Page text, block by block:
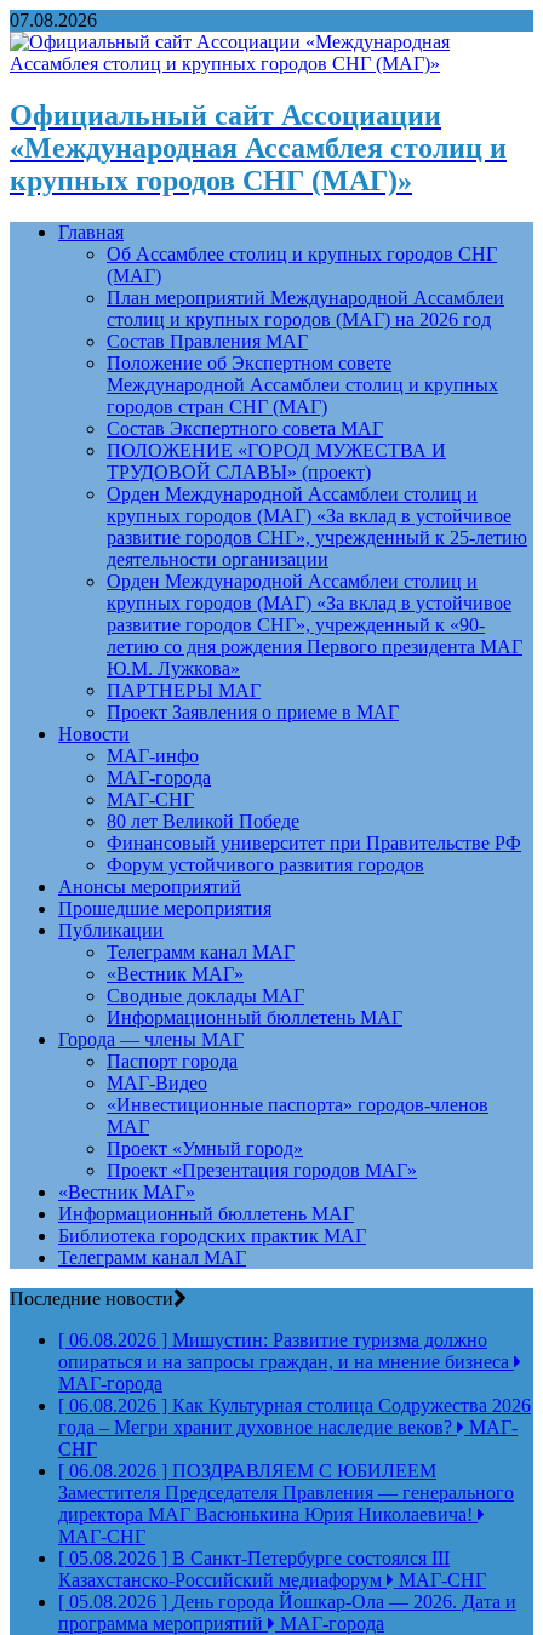
07.08.2026
Официальный сайт Ассоциации
«Международная Ассамблея столиц и
крупных городов СНГ (МАГ)»
Главная
Об Ассамблее столиц и крупных городов СНГ
(МАГ)
План мероприятий Международной Ассамблеи
столиц и крупных городов (МАГ) на 2026 год
Состав Правления МАГ
Положение об Экспертном совете
Международной Ассамблеи столиц и крупных
городов стран СНГ (МАГ)
Состав Экспертного совета МАГ
ПОЛОЖЕНИЕ «ГОРОД МУЖЕСТВА И
ТРУДОВОЙ СЛАВЫ» (проект)
Орден Международной Ассамблеи столиц и
крупных городов (МАГ) «За вклад в устойчивое
развитие городов СНГ», учрежденный к 25-летию
деятельности организации
Орден Международной Ассамблеи столиц и
крупных городов (МАГ) «За вклад в устойчивое
развитие городов СНГ», учрежденный к «90-
летию со дня рождения Первого президента МАГ
Ю.М. Лужкова»
ПАРТНЕРЫ МАГ
Проект Заявления о приеме в МАГ
Новости
МАГ-инфо
МАГ-города
МАГ-СНГ
80 лет Великой Победе
Финансовый университет при Правительстве РФ
Форум устойчивого развития городов
Анонсы мероприятий
Прошедшие мероприятия
Публикации
Телеграмм канал МАГ
«Вестник МАГ»
Сводные доклады МАГ
Информационный бюллетень МАГ
Города — члены МАГ
Паспорт города
МАГ-Видео
«Инвестиционные паспорта» городов-членов
МАГ
Проект «Умный город»
Проект «Презентация городов МАГ»
«Вестник МАГ»
Информационный бюллетень МАГ
Библиотека городских практик МАГ
Телеграмм канал МАГ
Последние новости
[ 06.08.2026 ] Мишустин: Развитие туризма должно
опираться и на запросы граждан, и на мнение бизнеса
МАГ-города
[ 06.08.2026 ] Как Культурная столица Содружества 2026
года – Мегри хранит духовное наследие веков?
МАГ-
СНГ
[ 06.08.2026 ] ПОЗДРАВЛЯЕМ С ЮБИЛЕЕМ
Заместителя Председателя Правления — генерального
директора МАГ Васюнькина Юрия Николаевича!
МАГ-СНГ
[ 05.08.2026 ] В Санкт-Петербурге состоялся III
Казахстанско-Российский медиафорум
МАГ-СНГ
[ 05.08.2026 ] День города Йошкар-Ола — 2026. Дата и
программа мероприятий
МАГ-города